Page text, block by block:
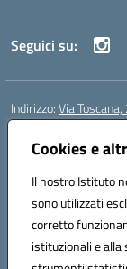
Cookies e
Il nostro Istituto
sono utilizzati
corretto
istituzionali e
Seguici su:
Indirizzo:Via
Centralino:
Posta elettronica
Codice fiscale:
Codice
Codice Indice delle
Codice unico di